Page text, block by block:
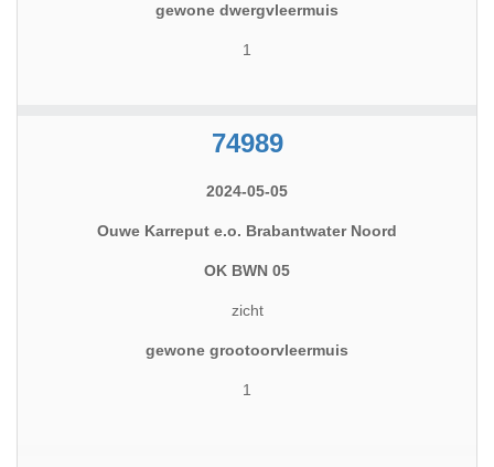
gewone dwergvleermuis
1
74989
2024-05-05
Ouwe Karreput e.o. Brabantwater Noord
OK BWN 05
zicht
gewone grootoorvleermuis
1